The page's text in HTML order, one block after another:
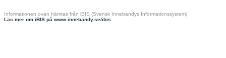
Informationen ovan hämtas från iBIS (Svensk Innebandys Informationssystem)
Läs mer om iBIS på www.innebandy.se/ibis